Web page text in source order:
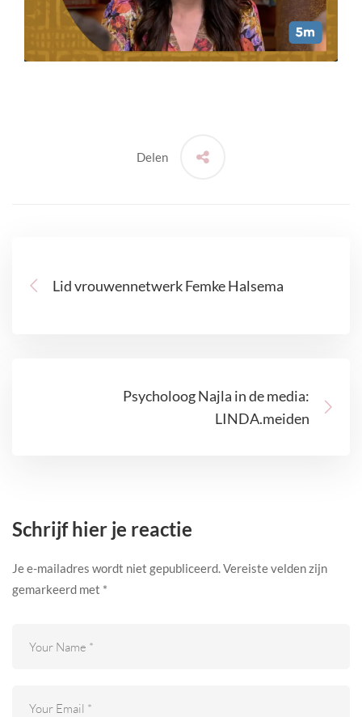
Delen
Lid vrouwennetwerk Femke Halsema
Psycholoog Najla in de media:
LINDA.meiden
Schrijf hier je reactie
Je e-mailadres wordt niet gepubliceerd.Vereiste velden zijn
gemarkeerd met *